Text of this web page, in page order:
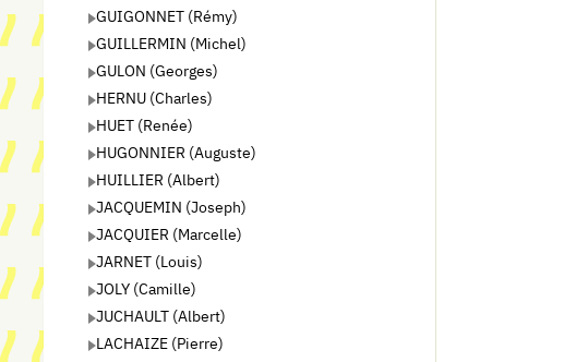
GUIGONNET (Rémy)
GUILLERMIN (Michel)
GULON (Georges)
HERNU (Charles)
HUET (Renée)
HUGONNIER (Auguste)
HUILLIER (Albert)
JACQUEMIN (Joseph)
JACQUIER (Marcelle)
JARNET (Louis)
JOLY (Camille)
JUCHAULT (Albert)
LACHAIZE (Pierre)